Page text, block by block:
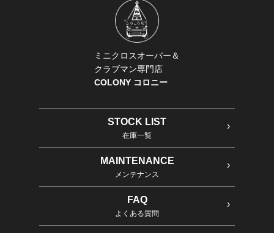
ミニクロスオーバー＆
クラブマン専門店
COLONY コロニー
STOCK LIST
在庫一覧
MAINTENANCE
メンテナンス
FAQ
よくある質問